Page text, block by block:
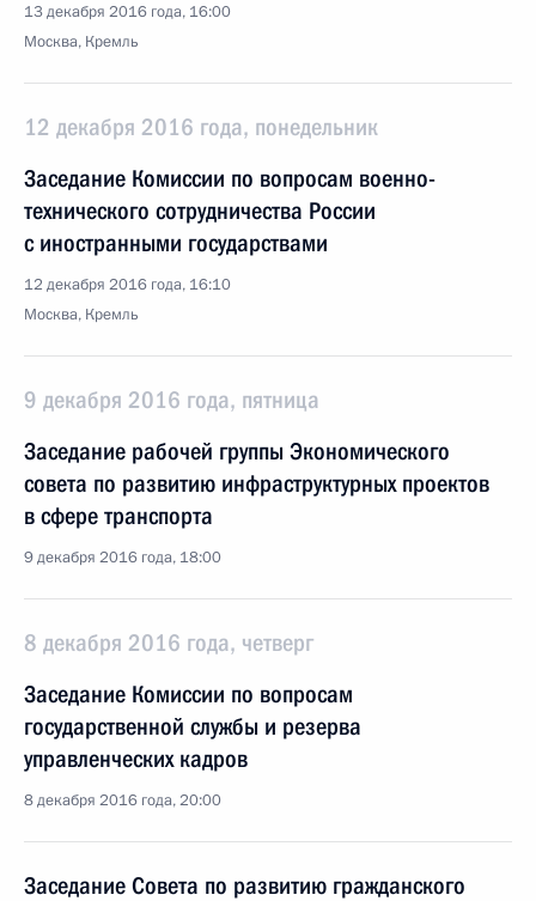
13 декабря 2016 года, 16:00
Москва, Кремль
12 декабря 2016 года, понедельник
Заседание Комиссии по вопросам военно-
технического сотрудничества России
с иностранными государствами
12 декабря 2016 года, 16:10
Москва, Кремль
9 декабря 2016 года, пятница
Заседание рабочей группы Экономического
совета по развитию инфраструктурных проектов
в сфере транспорта
9 декабря 2016 года, 18:00
8 декабря 2016 года, четверг
Заседание Комиссии по вопросам
государственной службы и резерва
управленческих кадров
8 декабря 2016 года, 20:00
Заседание Совета по развитию гражданского